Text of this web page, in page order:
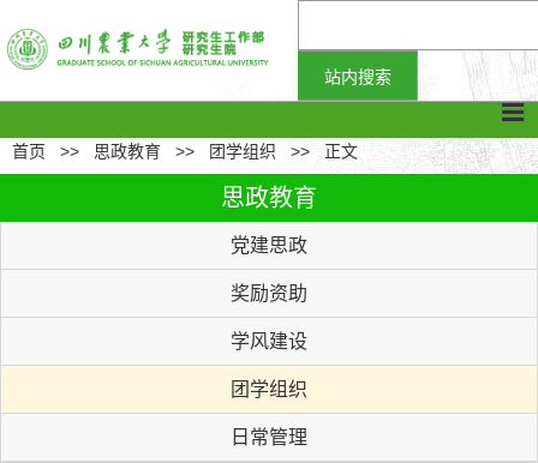
首页 >> 思政教育 >> 团学组织 >> 正文
思政教育
党建思政
奖励资助
学风建设
团学组织
日常管理